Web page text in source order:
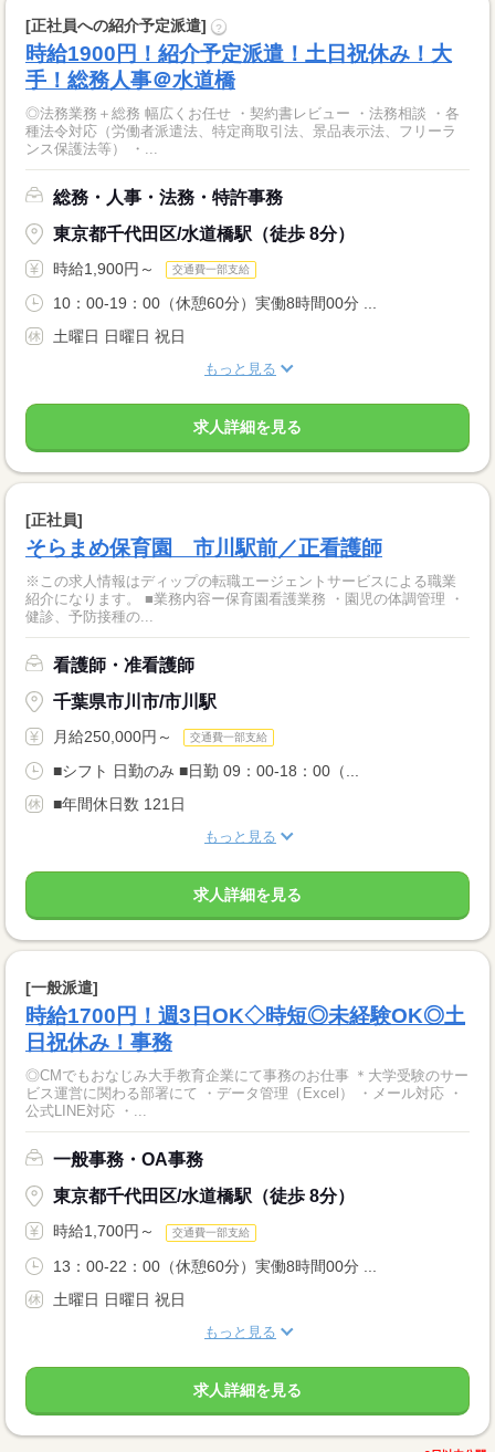
[正社員への紹介予定派遣] ?
時給1900円！紹介予定派遣！土日祝休み！大
手！総務人事＠水道橋
◎法務業務＋総務 幅広くお任せ ・契約書レビュー ・法務相談 ・各
種法令対応（労働者派遣法、特定商取引法、景品表示法、フリーラ
ンス保護法等） ・...
総務・人事・法務・特許事務
東京都千代田区/水道橋駅（徒歩 8分）
時給1,900円～ 交通費一部支給
10：00-19：00（休憩60分）実働8時間00分 ...
土曜日 日曜日 祝日
もっと見る
求人詳細を見る
[正社員]
そらまめ保育園 市川駅前／正看護師
※この求人情報はディップの転職エージェントサービスによる職業
紹介になります。 ■業務内容ー保育園看護業務 ・園児の体調管理 ・
健診、予防接種の...
看護師・准看護師
千葉県市川市/市川駅
月給250,000円～ 交通費一部支給
■シフト 日勤のみ ■日勤 09：00-18：00（...
■年間休日数 121日
もっと見る
求人詳細を見る
[一般派遣]
時給1700円！週3日OK◇時短◎未経験OK◎土
日祝休み！事務
◎CMでもおなじみ大手教育企業にて事務のお仕事 ＊大学受験のサー
ビス運営に関わる部署にて ・データ管理（Excel） ・メール対応 ・
公式LINE対応 ・...
一般事務・OA事務
東京都千代田区/水道橋駅（徒歩 8分）
時給1,700円～ 交通費一部支給
13：00-22：00（休憩60分）実働8時間00分 ...
土曜日 日曜日 祝日
もっと見る
求人詳細を見る